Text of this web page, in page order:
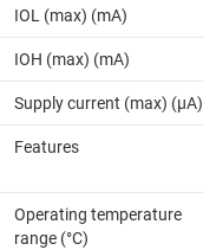
IOL (max) (mA)
IOH (max) (mA)
Supply current (max) (µA)
Features
Operating temperature
range (°C)